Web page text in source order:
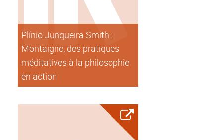
Plínio Junqueira Smith :
Montaigne, des pratiques
méditatives à la philosophie
en action